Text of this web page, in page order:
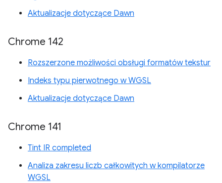
Aktualizacje dotyczące Dawn
Chrome 142
Rozszerzone możliwości obsługi formatów tekstur
Indeks typu pierwotnego w WGSL
Aktualizacje dotyczące Dawn
Chrome 141
Tint IR completed
Analiza zakresu liczb całkowitych w kompilatorze
WGSL